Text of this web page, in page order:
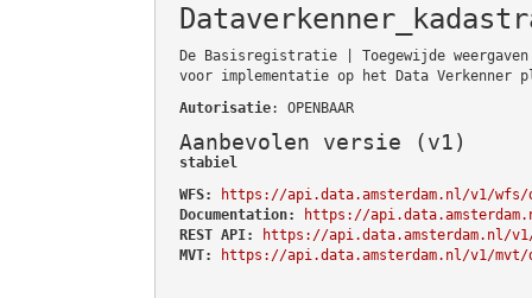
De Basisregistratie | Toegewijde
voor implementatie op het Data Verkenner
Autorisatie: OPENBAAR
Aanbevolen versie (v1)
stabiel
WFS:
https://api.data.amsterdam.nl/v1/wfs/
Documentation:
https://
REST API:
https://api.data.amsterdam.nl/
MVT:
https://api.data.amsterdam.nl/v1/mvt/